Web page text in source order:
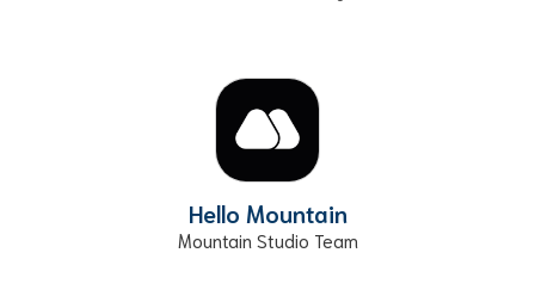
Hello Mountain
Mountain Studio Team